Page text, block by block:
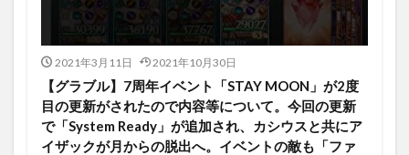
2021年3月11日 2021年10月30日
【グラブル】7周年イベント「STAY MOON」が2度
目の更新がされたので内容等について。今回の更新
で「System Ready」が追加され、カシウスと共にア
イザックが月からの脱出へ。イベントの敵も「ファ